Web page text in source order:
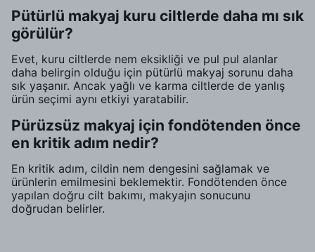
Pütürlü makyaj kuru ciltlerde daha mı sık
görülür?
Evet, kuru ciltlerde nem eksikliği ve pul pul alanlar
daha belirgin olduğu için pütürlü makyaj sorunu daha
sık yaşanır. Ancak yağlı ve karma ciltlerde de yanlış
ürün seçimi aynı etkiyi yaratabilir.
Pürüzsüz makyaj için fondötenden önce
en kritik adım nedir?
En kritik adım, cildin nem dengesini sağlamak ve
ürünlerin emilmesini beklemektir. Fondötenden önce
yapılan doğru cilt bakımı, makyajın sonucunu
doğrudan belirler.